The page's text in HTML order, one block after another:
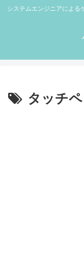
システムエンジニアによる
タッチ